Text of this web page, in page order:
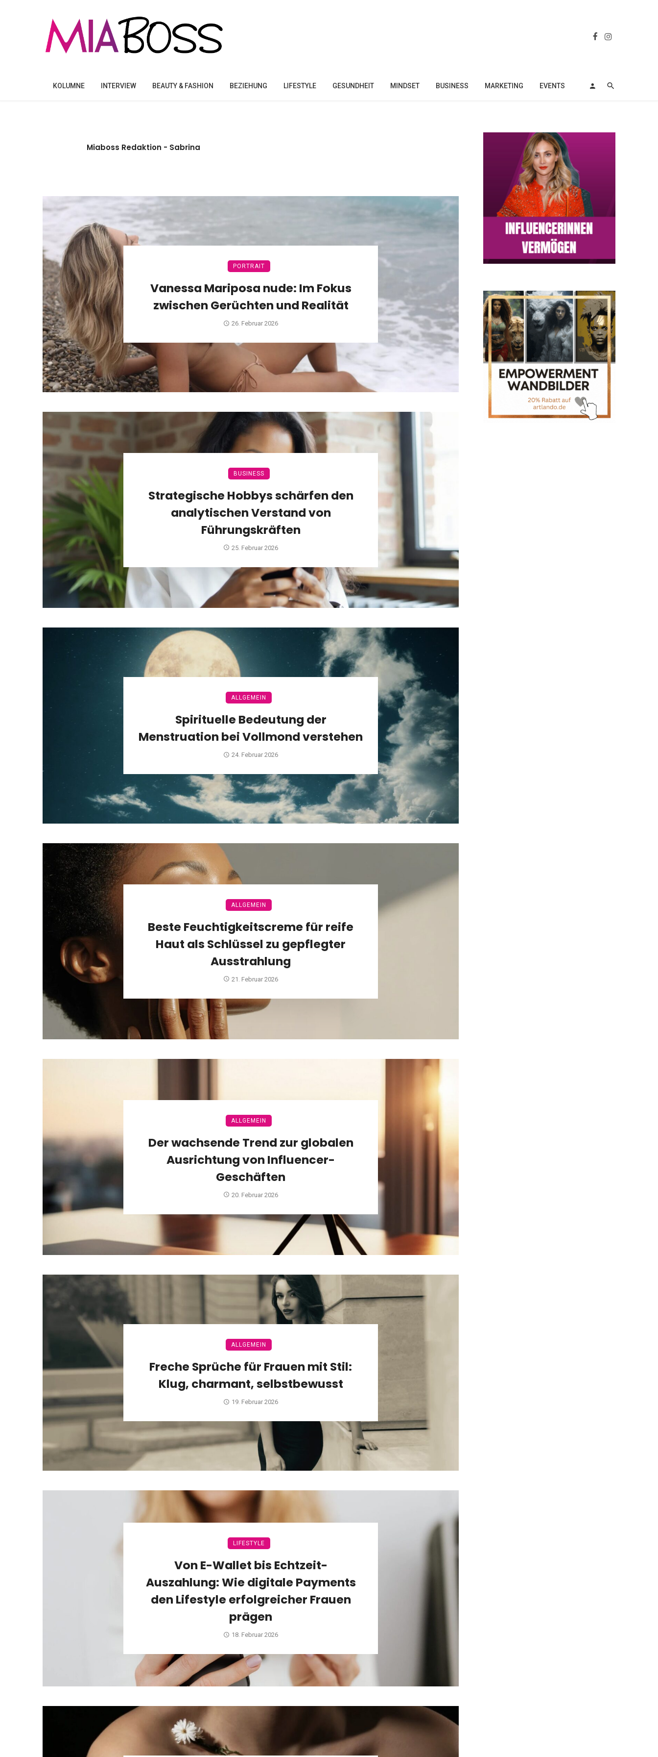
KOLUMNE INTERVIEW BEAUTY & FASHION BEZIEHUNG LIFESTYLE GESUNDHEIT MINDSET BUSINESS MARKETING EVENTS
Miaboss Redaktion - Sabrina
PORTRAIT
Vanessa Mariposa nude: Im Fokus
zwischen Gerüchten und Realität
26. Februar 2026
BUSINESS
Strategische Hobbys schärfen den
analytischen Verstand von
Führungskräften
25. Februar 2026
ALLGEMEIN
Spirituelle Bedeutung der
Menstruation bei Vollmond verstehen
24. Februar 2026
ALLGEMEIN
Beste Feuchtigkeitscreme für reife
Haut als Schlüssel zu gepflegter
Ausstrahlung
21. Februar 2026
ALLGEMEIN
Der wachsende Trend zur globalen
Ausrichtung von Influencer-
Geschäften
20. Februar 2026
ALLGEMEIN
Freche Sprüche für Frauen mit Stil:
Klug, charmant, selbstbewusst
19. Februar 2026
LIFESTYLE
Von E-Wallet bis Echtzeit-
Auszahlung: Wie digitale Payments
den Lifestyle erfolgreicher Frauen
prägen
18. Februar 2026